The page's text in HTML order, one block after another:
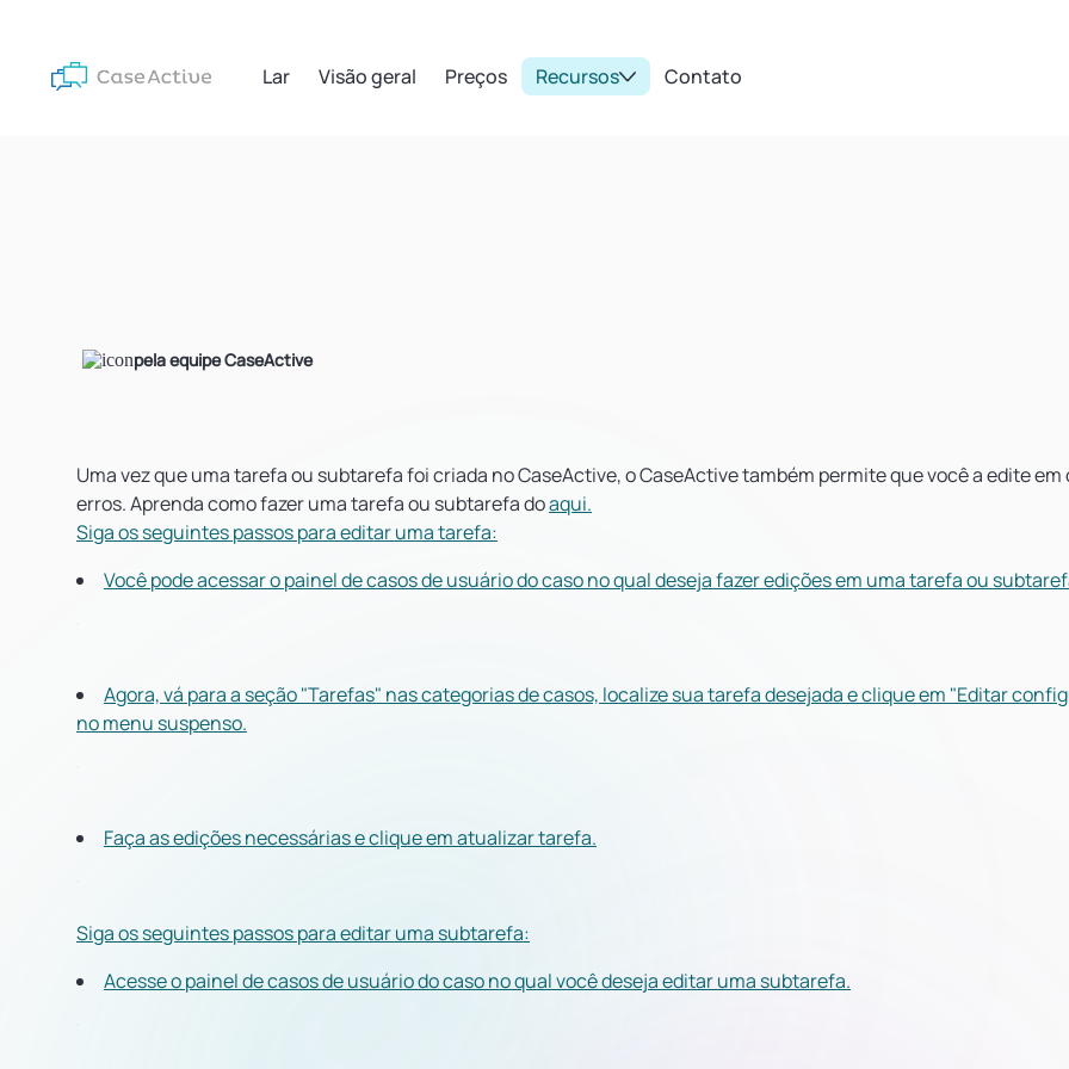
Lar Visão geral Preços Recursos Contato
pela equipe CaseActive
Uma vez que uma tarefa ou subtarefa foi criada no CaseActive, o CaseActive também permite que você a edite em
erros. Aprenda como fazer uma tarefa ou subtarefa doaqui.
Siga os seguintes passos para editar uma tarefa:
Você pode acessar o painel de casos de usuário do caso no qual deseja fazer edições em uma tarefa ou
Agora, vá para a seção "Tarefas" nas categorias de casos, localize sua tarefa desejada e clique em "Editar
no menu suspenso.
Faça as edições necessárias e clique em atualizar tarefa.
Siga os seguintes passos para editar uma subtarefa:
Acesse o painel de casos de usuário do caso no qual você deseja editar uma subtarefa.